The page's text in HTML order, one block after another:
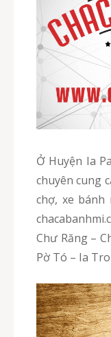
Ở Huyện Ia Pa của Gia Lai, chacabanhmi.com
chuyên cung
chợ, xe bánh
Chư Răng –
Pờ Tó – Ia